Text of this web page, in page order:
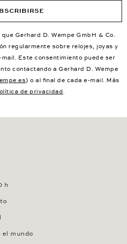
Gerhard D. Wempe GmbH & Co.
regularmente sobre relojes, joyas y
Este consentimiento puede ser
contactando a Gerhard D. Wempe
) o al final de cada e-mail. Más
de privacidad.
h
el mundo